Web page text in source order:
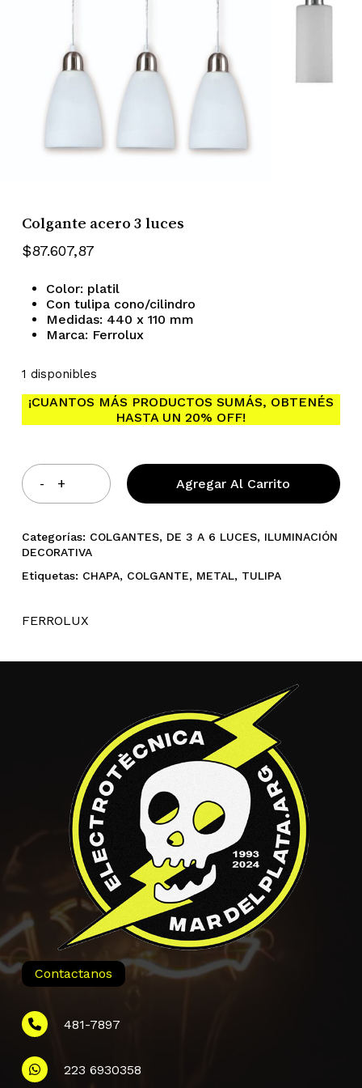
carrito.
Colgante acero 3 luces
$87.607,87
Color: platil
Con tulipa cono/cilindro
Medidas: 440 x 110 mm
Marca: Ferrolux
1 disponibles
¡CUANTOS MÁS PRODUCTOS SUMÁS, OBTENÉS
HASTA UN 20% OFF!
Agregar Al Carrito
Categorías: COLGANTES, DE 3 A 6 LUCES, ILUMINACIÓN
DECORATIVA
Etiquetas: CHAPA, COLGANTE, METAL, TULIPA
FERROLUX
Contactanos
481-7897
223 6930358